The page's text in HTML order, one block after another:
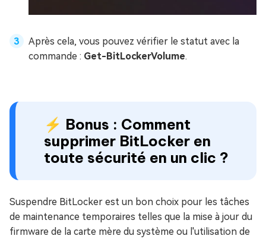
Après cela, vous pouvez vérifier le statut avec la
commande : Get-BitLockerVolume.
⚡ Bonus : Comment
supprimer BitLocker en
toute sécurité en un clic ?
Suspendre BitLocker est un bon choix pour les tâches
de maintenance temporaires telles que la mise à jour du
firmware de la carte mère du système ou l'utilisation de